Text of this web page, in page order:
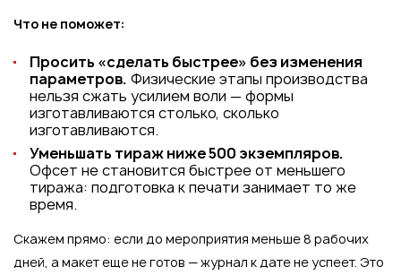
Что не поможет:
Просить «сделать быстрее» без изменения
параметров. Физические этапы производства
нельзя сжать усилием воли — формы
изготавливаются столько, сколько
изготавливаются.
Уменьшать тираж ниже 500 экземпляров.
Офсет не становится быстрее от меньшего
тиража: подготовка к печати занимает то же
время.
Скажем прямо: если до мероприятия меньше 8 рабочих
дней, а макет еще не готов — журнал к дате не успеет. Это